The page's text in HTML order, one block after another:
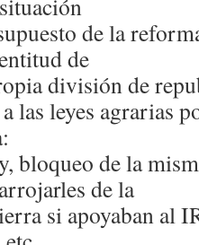
de la
de
división de
las leyes agrarias
bloqueo de la
de la
si apoyaban al